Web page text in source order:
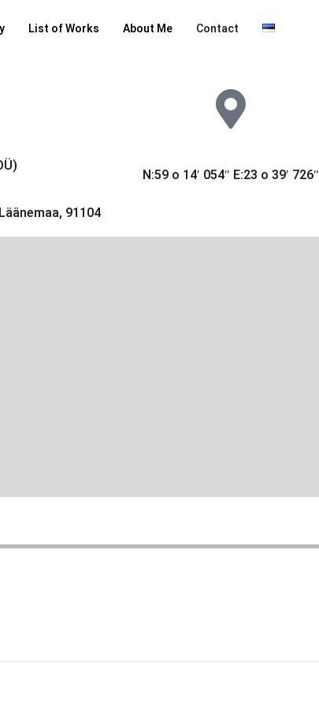
List of Works About Me Contact
91104
N:59 o 14′ 054″ E:23 o 39′ 726″